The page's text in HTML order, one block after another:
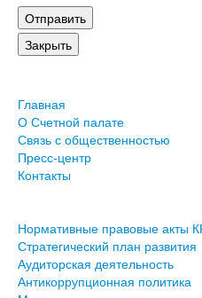
Главная
О Счетной палате
Связь с общественностью
Пресс-центр
Контакты
Нормативные правовые акты
Стратегический план развития
Аудиторская деятельность
Антикоррупционная политика